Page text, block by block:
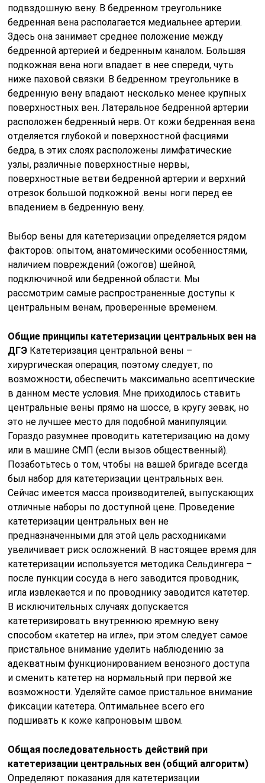
подвздошную вену. В бедренном треугольнике
бедренная вена располагается медиальнее артерии.
Здесь она занимает среднее положение между
бедренной артерией и бедренным каналом. Большая
подкожная вена ноги впадает в нее спереди, чуть
ниже паховой связки. В бедренном треугольнике в
бедренную вену впадают несколько менее крупных
поверхностных вен. Латеральное бедренной артерии
расположен бедренный нерв. От кожи бедренная вена
отделяется глубокой и поверхностной фасциями
бедра, в этих слоях расположены лимфатические
узлы, различные поверхностные нервы,
поверхностные ветви бедренной артерии и верхний
отрезок большой подкожной .вены ноги перед ее
впадением в бедренную вену.
Выбор вены для катетеризации определяется рядом
факторов: опытом, анатомическими особенностями,
наличием повреждений (ожогов) шейной,
подключичной или бедренной области. Мы
рассмотрим самые распространенные доступы к
центральным венам, проверенные временем.
Общие принципы катетеризации центральных вен на
ДГЭ Катетеризация центральной вены –
хирургическая операция, поэтому следует, по
возможности, обеспечить максимально асептические
в данном месте условия. Мне приходилось ставить
центральные вены прямо на шоссе, в кругу зевак, но
это не лучшее место для подобной манипуляции.
Гораздо разумнее проводить катетеризацию на дому
или в машине СМП (если вызов общественный).
Позаботьтесь о том, чтобы на вашей бригаде всегда
был набор для катетеризации центральных вен.
Сейчас имеется масса производителей, выпускающих
отличные наборы по доступной цене. Проведение
катетеризации центральных вен не
предназначенными для этой цель расходниками
увеличивает риск осложнений. В настоящее время для
катетеризации используется методика Сельдингера –
после пункции сосуда в него заводится проводник,
игла извлекается и по проводнику заводится катетер.
В исключительных случаях допускается
катетеризировать внутреннюю яремную вену
способом «катетер на игле», при этом следует самое
пристальное внимание уделить наблюдению за
адекватным функционированием венозного доступа
и сменить катетер на нормальный при первой же
возможности. Уделяйте самое пристальное внимание
фиксации катетера. Оптимальнее всего его
подшивать к коже капроновым швом.
Общая последовательность действий при
катетеризации центральных вен (общий алгоритм)
Определяют показания для катетеризации